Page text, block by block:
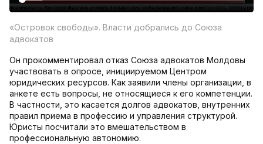
«Островок свободы». Власти добрались до Союза
адвокатов
Он прокомментировал отказ Союза адвокатов Молдовы
участвовать в опросе, инициируемом Центром
юридических ресурсов. Как заявили члены организации, в
анкете есть вопросы, не относящиеся к его компетенции.
В частности, это касается долгов адвокатов, внутренних
правил приема в профессию и управления структурой.
Юристы посчитали это вмешательством в
профессиональную автономию.